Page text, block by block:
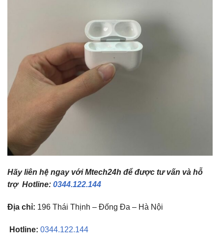
Hãy liên hệ ngay với Mtech24h để được tư vấn và hỗ
trợ Hotline: 0344.122.144
Địa chỉ: 196 Thái Thịnh – Đống Đa – Hà Nội
Hotline: 0344.122.144